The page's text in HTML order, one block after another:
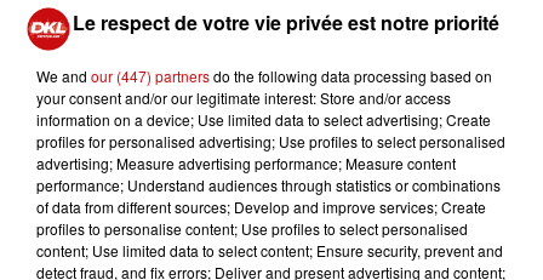
Le film Astérix en live action sera le premier projet de ce
label, tiré de l'œuvre mythique créée par René Goscinny
et Albert Uderzo. Aucune date de sortie n'a été
annoncée pour le moment. Isabelle Magnac, présidente
des Editions Albert René, éditrice d'Astérix, a salué
l'ambition et le professionnalisme de StudioCanal,
exprimant sa confiance dans cette collaboration.
En 2023, le précédent film de la franchise, "Astérix et
Obélix : L'Empire du milieu", réalisé par Guillaume Canet,
Le respect de votre vie privée est notre priorité
We and our (447) partnersdo the following data processing based on
your consent and/or our legitimate interest: Store and/or access
information on a device; Use limited data to select advertising; Create
profiles for personalised advertising; Use profiles to select personalised
advertising; Measure advertising performance; Measure content
performance; Understand audiences through statistics or combinations
of data from different sources; Develop and improve services; Create
profiles to personalise content; Use profiles to select personalised
content; Use limited data to select content; Ensure security, prevent and
detect fraud, and fix errors; Deliver and present advertising and content;